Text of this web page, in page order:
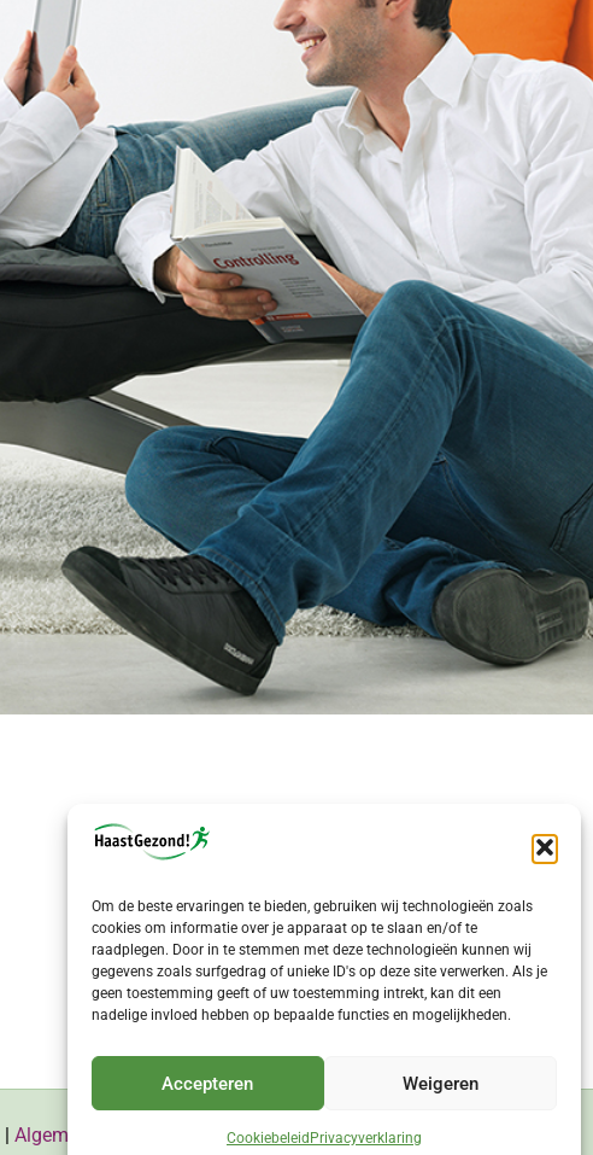
Om de beste ervaringen te bieden, gebruiken wij technologieën zoals
cookies om informatie over je apparaat op te slaan en/of te
raadplegen. Door in te stemmen met deze technologieën kunnen wij
gegevens zoals surfgedrag of unieke ID's op deze site verwerken. Als je
geen toestemming geeft of uw toestemming intrekt, kan dit een
nadelige invloed hebben op bepaalde functies en mogelijkheden.
Accepteren Weigeren
Cookiebeleid Privacyverklaring
Openingstijden
Maandag tot zaterdag:
Zondag:
Gesloten
Overleg ook in de avonduren
Algemene voorwaarden |Sitemap